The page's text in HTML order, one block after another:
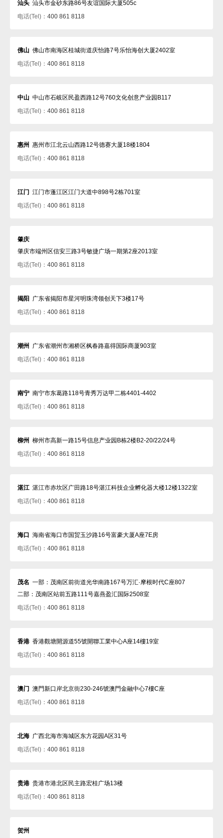
汕头 汕头市金砂东路86号友谊国际大厦505c
电话(Tel)： 400 861 8118
佛山 佛山市南海区桂城街道庆怡路7号乐怡海创大厦2402室
电话(Tel)： 400 861 8118
中山 中山市石岐区民盈西路12号760文化创意产业园B117
电话(Tel)： 400 861 8118
惠州 惠州市江北云山西路12号德赛大厦18楼1804
电话(Tel)： 400 861 8118
江门 江门市蓬江区江门大道中898号2栋701室
电话(Tel)： 400 861 8118
肇庆
肇庆市端州区信安三路3号敏捷广场一期第2座2013室
电话(Tel)： 400 861 8118
揭阳
广东省揭阳市星河明珠湾领创天下3楼17号
电话(Tel)： 400 861 8118
潮州
广东省潮州市湘桥区枫春路嘉得国际商厦903室
电话(Tel)： 400 861 8118
南宁 南宁市东葛路118号青秀万达甲二栋4401-4402
电话(Tel)： 400 861 8118
柳州 柳州市高新一路15号信息产业园B栋2楼B2-20/22/24号
电话(Tel)： 400 861 8118
湛江 湛江市赤坎区广田路18号湛江科技企业孵化器大楼12楼1322室
电话(Tel)： 400 861 8118
海口
海南省海口市国贸玉沙路16号富豪大厦A座7E房
电话(Tel)： 400 861 8118
茂名 一部：茂南区前街道光华南路167号万汇·摩根时代C座807
二部：茂南区站前五路111号嘉燕盈汇国际2508室
电话(Tel)： 400 861 8118
香港 香港觀塘開源道55號開聯工業中心A座14樓19室
电话(Tel)： 400 861 8118
澳门 澳門新口岸北京街230-246號澳門金融中心7樓C座
电话(Tel)： 400 861 8118
北海 广西北海市海城区东方花园A区31号
电话(Tel)： 400 861 8118
贵港 贵港市港北区民主路宏桂广场13楼
电话(Tel)： 400 861 8118
贺州